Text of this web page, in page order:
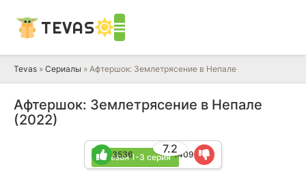
TEVAS
Tevas » Сериалы » Афтершок: Землетрясение в Непале
Афтершок: Землетрясение в Непале
(2022)
1 сезон 1-3 серия
7.2
3536 1409